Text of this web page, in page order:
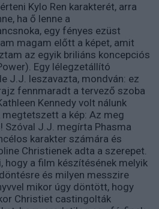
Kylo Ren karakterét, arra
ha ő lenne a
egy fényes ezüst
magam előtt a képet, amit
az egyik briliáns koncepciós
Egy lélegzetállító
J.J. leszavazta, mondván: ez
fennmaradt a tervező szoba
Kennedy volt nálunk
megtetszett a kép: Az meg
Szóval J.J. megírta Phasma
karakter számára és
Christienek adta a szerepet.
hogy a film készítésének melyik
és milyen messzire
mikor úgy döntött, hogy
Christiet castingolták